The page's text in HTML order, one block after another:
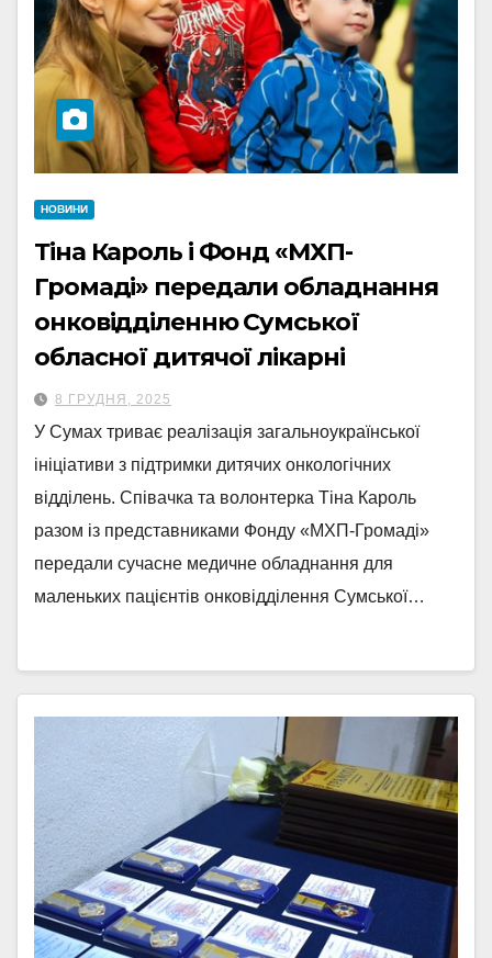
НОВИНИ
Тіна Кароль і Фонд «МХП-
Громаді» передали обладнання
онковідділенню Сумської
обласної дитячої лікарні
8 ГРУДНЯ, 2025
У Сумах триває реалізація загальноукраїнської
ініціативи з підтримки дитячих онкологічних
відділень. Співачка та волонтерка Тіна Кароль
разом із представниками Фонду «МХП-Громаді»
передали сучасне медичне обладнання для
маленьких пацієнтів онковідділення Сумської…